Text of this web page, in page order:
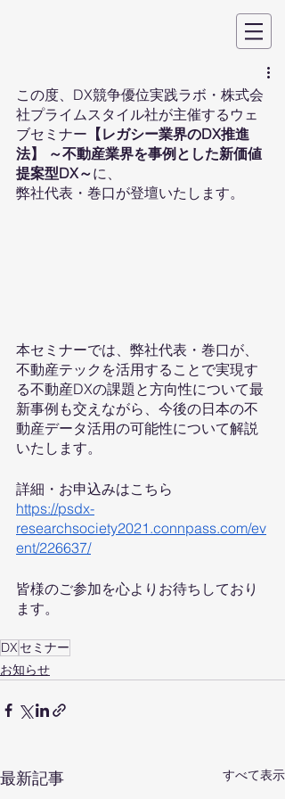
この度、DX競争優位実践ラボ・株式会
社プライムスタイル社が主催するウェ
ブセミナー 【レガシー業界のDX推進
法】 ～不動産業界を事例とした新価値
提案型DX～に、
弊社代表・巻口が登壇いたします。
本セミナーでは、弊社代表・巻口が、
不動産テックを活用することで実現す
る不動産DXの課題と方向性について最
新事例も交えながら、今後の日本の不
動産データ活用の可能性について解説
いたします。
詳細・お申込みはこちら
https://psdx-
researchsociety2021.connpass.com/ev
ent/226637/
皆様のご参加を心よりお待ちしており
ます。
DX セミナー
お知らせ
最新記事 すべて表示